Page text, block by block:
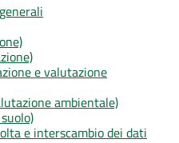
e valutazione
ambientale)
e interscambio dei dati